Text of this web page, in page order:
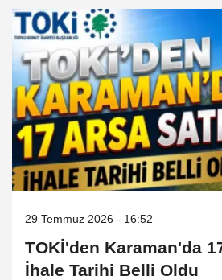
29 Temmuz 2026 - 16:52
TOKİ'den Karaman'da
İhale Tarihi Belli Oldu